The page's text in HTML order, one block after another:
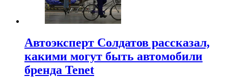
Автоэксперт Солдатов рассказал,
какими могут быть автомобили
бренда Tenet